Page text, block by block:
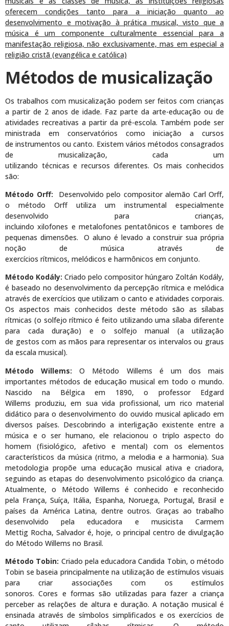
oferecem condições tanto para a iniciação quanto ao
desenvolvimento e motivação à prática musical, visto que a
música é um componente culturalmente essencial para a
manifestação religiosa, não exclusivamente, mas em especial a
religião cristã (evangélica e católica)
Métodos de musicalização
Os trabalhos com musicalização podem ser feitos com crianças
a partir de 2 anos de idade. Faz parte da arte-educação ou de
atividades recreativas a partir da pré-escola. Também pode ser
ministrada em conservatórios como iniciação a cursos
de instrumentos ou canto. Existem vários métodos consagrados
de musicalização, cada um
utilizando técnicas e recursos diferentes. Os mais conhecidos
são:
Método Orff: Desenvolvido pelo compositor alemão Carl Orff,
o método Orff utiliza um instrumental especialmente
desenvolvido para crianças,
incluindo xilofones e metalofones pentatônicos e tambores de
pequenas dimensões. O aluno é levado a construir sua própria
noção de música através de
exercícios rítmicos, melódicos e harmônicos em conjunto.
Método Kodály: Criado pelo compositor húngaro Zoltán Kodály,
é baseado no desenvolvimento da percepção rítmica e melódica
através de exercícios que utilizam o canto e atividades corporais.
Os aspectos mais conhecidos deste método são as sílabas
rítmicas (o solfejo rítmico é feito utilizando uma sílaba diferente
para cada duração) e o solfejo manual (a utilização
de gestos com as mãos para representar os intervalos ou graus
da escala musical).
Método Willems:O Método Willems é um dos mais
importantes métodos de educação musical em todo o mundo.
Nascido na Bélgica em 1890, o professor Edgard
Willems produziu, em sua vida profissional, um rico material
didático para o desenvolvimento do ouvido musical aplicado em
diversos países. Descobrindo a interligação existente entre a
música e o ser humano, ele relacionou o triplo aspecto do
homem (fisiológico, afetivo e mental) com os elementos
característicos da música (ritmo, a melodia e a harmonia). Sua
metodologia propõe uma educação musical ativa e criadora,
seguindo as etapas do desenvolvimento psicológico da criança.
Atualmente, o Método Willems é conhecido e reconhecido
pela França, Suíça, Itália, Espanha, Noruega, Portugal, Brasil e
países da América Latina, dentre outros. Graças ao trabalho
desenvolvido pela educadora e musicista Carmem
Mettig Rocha, Salvador é, hoje, o principal centro de divulgação
do Método Willems no Brasil.
Método Tobin: Criado pela educadora Candida Tobin, o método
Tobin se baseia principalmente na utilização de estímulos visuais
para criar associações com os estímulos
sonoros. Cores e formas são utilizadas para fazer a criança
perceber as relações de altura e duração. A notação musical é
ensinada através de símbolos simplificados e os exercícios de